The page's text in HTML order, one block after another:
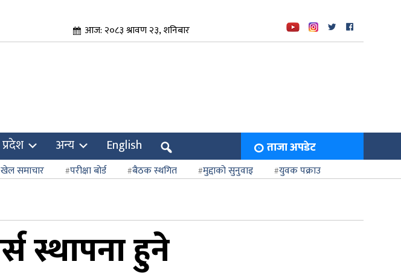
आज: २०८३ श्रावण २३, शनिबार
प्रदेश अन्य English ताजा अपडेट
खेल समाचार परीक्षा बोर्ड बैठक स्थगित मुद्दाको सुनुवाइ
युवक पक्राउ
स्थापना हुने